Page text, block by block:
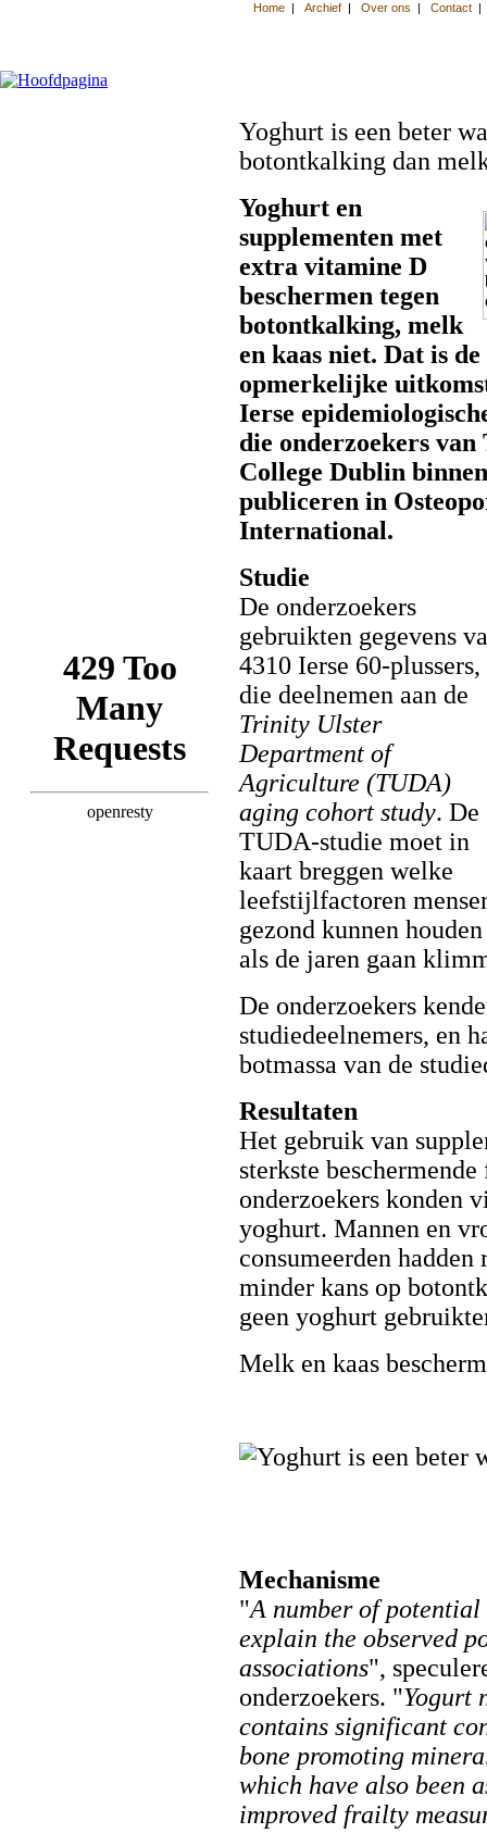
Yoghurt is een beter
botontkalking dan
Yoghurt en
supplementen met
extra vitamine D
beschermen tegen
botontkalking, melk
en kaas niet. Dat is de
opmerkelijke
Ierse
die onderzoekers
College Dublin
publiceren in
International.
Studie
De onderzoekers
gebruikten gegevens
4310 Ierse 60-plussers,
die deelnemen aan de
Trinity Ulster
Department of
Agriculture (TUDA)
aging cohort study. De
TUDA-studie moet in
kaart breggen welke
leefstijlfactoren
gezond kunnen houden
als de jaren gaan
De onderzoekers
studiedeelnemers, en
botmassa van de
Resultaten
Het gebruik van
sterkste
onderzoekers konden
yoghurt. Mannen en
consumeerden
minder kans op
geen yoghurt
Melk en kaas
Mechanisme
"A number of potential
explain the observed
associations",
onderzoekers. "Yogurt
contains significant
bone promoting
which have also been
improved frailty